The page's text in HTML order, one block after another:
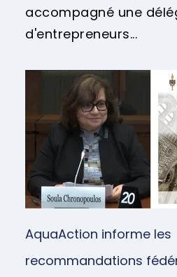
accompagné une
d'entrepreneurs...
AquaAction informe les
recommandations